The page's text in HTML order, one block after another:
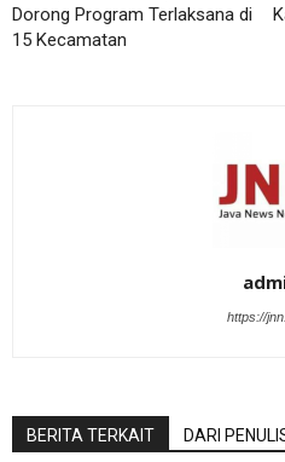
Dorong Program Terlaksana di
15 Kecamatan
https://
BERITA TERKAIT DARI